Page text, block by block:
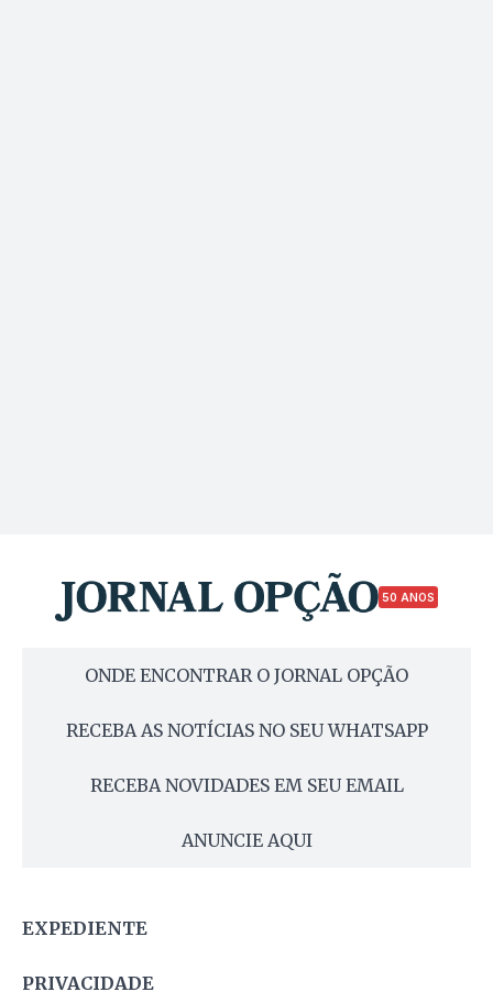
50 ANOS
ONDE ENCONTRAR O JORNAL OPÇÃO
RECEBA AS NOTÍCIAS NO SEU WHATSAPP
RECEBA NOVIDADES EM SEU EMAIL
ANUNCIE AQUI
EXPEDIENTE
PRIVACIDADE